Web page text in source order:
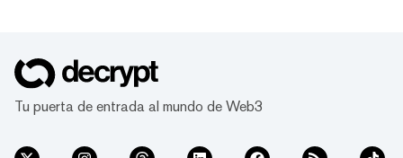
Tu puerta de entrada al mundo de Web3